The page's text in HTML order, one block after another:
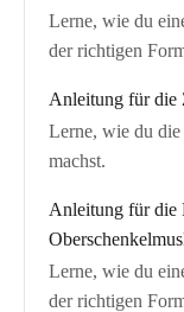
Lerne, wie du
der richtigen
Anleitung für die
Lerne, wie du
machst.
Anleitung für die
Lerne, wie du
der richtigen